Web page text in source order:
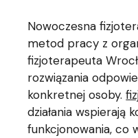
Nowoczesna
metod pracy z
fizjoterapeuta
rozwiązania
konkretnej osoby.
działania wspierają
funkcjonowania, co